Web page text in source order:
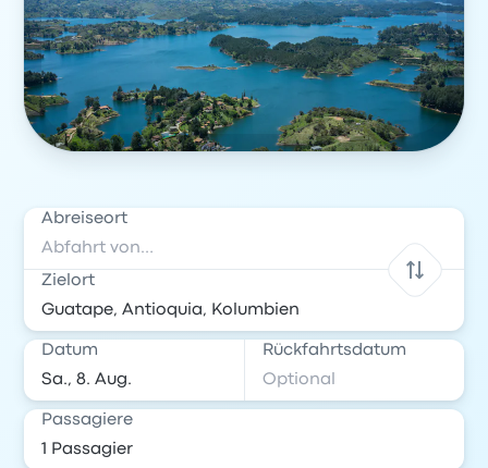
Abreiseort
Zielort
Datum Rückfahrtsdatum
Passagiere